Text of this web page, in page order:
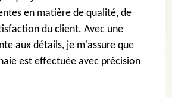
en matière de qualité, de
du client. Avec une
aux détails, je m'assure que
est effectuée avec précision